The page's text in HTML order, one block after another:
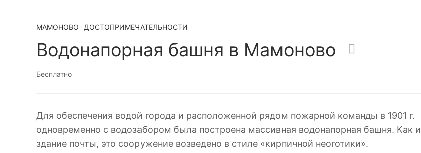
МАМОНОВО ДОСТОПРИМЕЧАТЕЛЬНОСТИ
Водонапорная башня в Мамоново
Бесплатно
Для обеспечения водой города и расположенной рядом пожарной команды в 1901 г.
одновременно с водозабором была построена массивная водонапорная башня. Как и
здание почты, это сооружение возведено в стиле «кирпичной неоготики».